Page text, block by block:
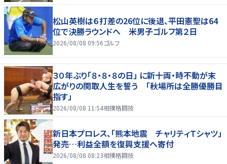
松山英樹は６打差の26位に後退、平田憲聖は64
位で決勝ラウンドへ 米男子ゴルフ第２日
2026/08/08 09:56ゴルフ
３０年ぶり「８・８・８の日」 に新十両・時不動が末
広がりの関取人生を誓う 「秋場所は全勝優勝目
指す」
2026/08/08 11:54相撲格闘技
新日本プロレス、「熊本地震 チャリティＴシャツ」
発売…利益全額を復興支援へ寄付
2026/08/08 08:23相撲格闘技